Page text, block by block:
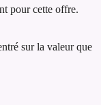
pour cette offre.
sur la valeur que